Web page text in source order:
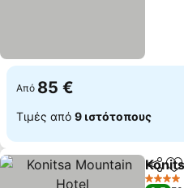
Από 85 €
Τιμές από 9 ιστότοπους
4